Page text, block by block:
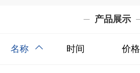
产品展示
名称 时间 价格